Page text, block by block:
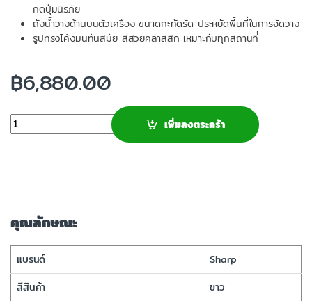
กดปุ่มนิรภัย
ถังน้ำวางด้านบนตัวเครื่อง ขนาดกะทัดรัด ประหยัดพื้นที่ในการจัดวาง
รูปทรงโค้งมนทันสมัย สีสวยคลาสสิก เหมาะกับทุกสถานที่
฿6,880.00
จำนวน เพิ่มลงตระกร้า
คุณลักษณะ
แบรนด์
Sharp
สีสินค้า
ขาว